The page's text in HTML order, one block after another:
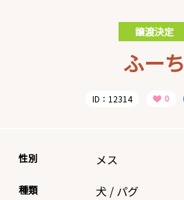
譲渡決定
ふーち
ID：12314
性別 メス
種類 犬 / パグ